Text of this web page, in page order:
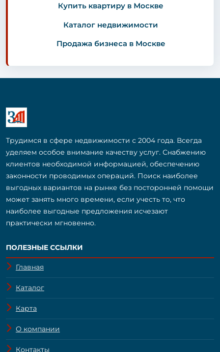
Купить квартиру в Москве
Каталог недвижимости
Продажа бизнеса в Москве
Трудимся в сфере недвижимости с 2004 года. Всегда
уделяем особое внимание качеству услуг. Снабжению
клиентов необходимой информацией, обеспечению
законности проводимых операций. Поиск наиболее
выгодных вариантов на рынке без посторонней помощи
может занять много времени, если учесть то, что
наиболее выгодные предложения исчезают
практически мгновенно.
ПОЛЕЗНЫЕ ССЫЛКИ
Главная
Каталог
Карта
О компании
Контакты